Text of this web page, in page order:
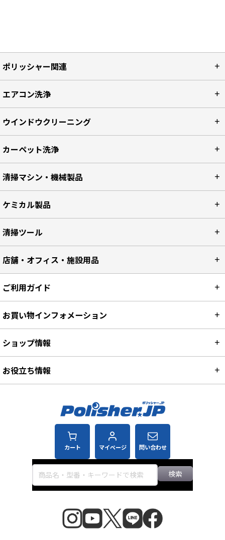
ポリッシャー関連
エアコン洗浄
ウインドウクリーニング
カーペット洗浄
清掃マシン・機械製品
ケミカル製品
清掃ツール
店舗・オフィス・施設用品
カート マイページ 問い合わせ
検索
ご利用ガイド
お買い物インフォメーション
ショップ情報
お役立ち情報